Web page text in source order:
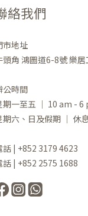
絡我們
市地址
頭角 鴻圖道6-8號 樂
公時間
期一至五 ｜ 10 am - 6
期六、日及假期 ｜ 休
話 | +852 3179 4623
話 | +852 2575 1688